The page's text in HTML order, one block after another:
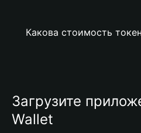
Какова стоимость
Загрузите
Wallet